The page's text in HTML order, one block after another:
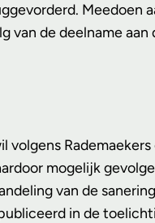
Meedoen
van de deelname
mogelijk
van de
in de